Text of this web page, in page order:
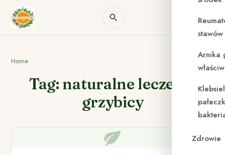
Arnika
Zdrowie
Home
Tag: naturalne leczenie
grzybicy